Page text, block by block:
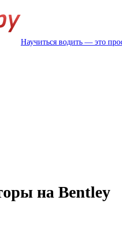
Научиться водить — это
на Bentley